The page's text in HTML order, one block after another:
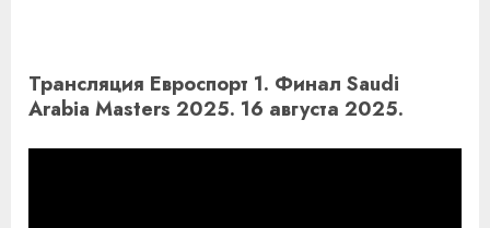
Трансляция Евроспорт 1. Финал Saudi
Arabia Masters 2025. 16 августа 2025.